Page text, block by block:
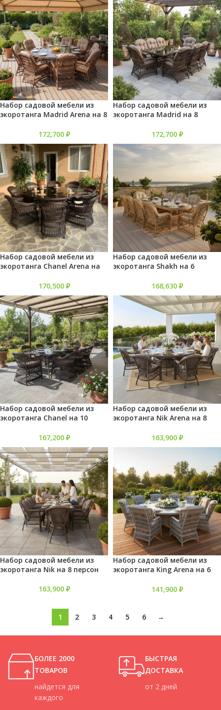
Набор садовой мебели из
экоротанга Madrid Arena на 8
172,700 ₽
Набор садовой мебели из
экоротанга Madrid на 8
172,700 ₽
Набор садовой мебели из
экоротанга Chanel Arena на
170,500 ₽
Набор садовой мебели из
экоротанга Shakh на 6
168,630 ₽
Набор садовой мебели из
экоротанга Chanel на 10
167,200 ₽
Набор садовой мебели из
экоротанга Nik Arena на 8
163,900 ₽
Набор садовой мебели из
экоротанга Nik на 8 персон
163,900 ₽
Набор садовой мебели из
экоротанга King Arena на 6
141,900 ₽
1 2 3 4 5 6 →
БОЛЕЕ 2000
ТОВАРОВ
найдется для
каждого
БЫСТРАЯ
ДОСТАВКА
от 2 дней